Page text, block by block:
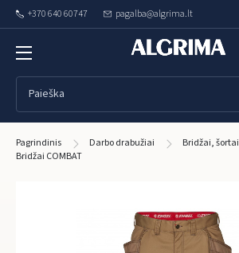
+370 640 60747 pagalba@algrima.lt
Pagrindinis Darbo drabužiai
Bridžai, šortai
Bridžai COMBAT